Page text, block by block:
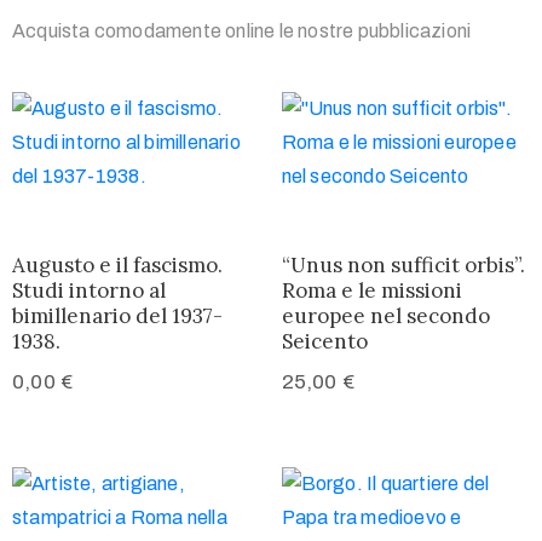
Acquista comodamente online le nostre pubblicazioni
Augusto e il fascismo.
Studi intorno al
bimillenario del 1937-
1938.
0,00 €
“Unus non sufficit orbis”.
Roma e le missioni
europee nel secondo
Seicento
25,00 €